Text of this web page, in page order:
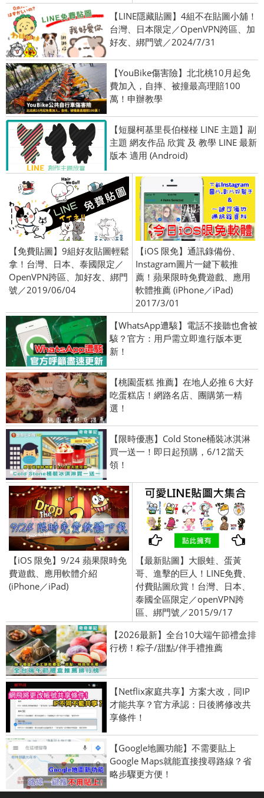
【LINE隱藏貼圖】4組不在貼圖小舖！
台灣、日本限定／OpenVPN跨區、加
好友、綁門號／2024/7/31
【YouBike傷害險】北北桃10月起免
費加入，自摔、被撞最高理賠100
萬！申辦教學
【短腿柯基里長伯椪椪 LINE 主題】副
主題 網友作品 欣賞 及 教學 LINE 最新
版本 適用 (Android)
【免費貼圖】9組好友貼圖輕鬆
拿！台灣、日本、泰國限定／
OpenVPN跨區、加好友、綁門
號／2019/06/04
【iOS 限免】通訊錄備份、
Instagram圖片一鍵下載推
薦！蘋果限時免費遊戲、應用
軟體推薦 (iPhone／iPad)
2017/3/01
【WhatsApp遭駭】電話不接聽也會被
駭？官方：用戶需立即進行版本更
新！
【桃園蛋糕 推薦】在地人必推６大好
吃蛋糕店！網路名店、團購第一精
選！
【限時優惠】Cold Stone桶裝冰淇淋
買一送一！即日起預購，6/12當天
領！
【iOS 限免】9/24 蘋果限時免
費遊戲、應用軟體介紹
(iPhone／iPad)
【最新貼圖】大眼蛙、蛋黃
哥、進擊的巨人！LINE免費、
付費貼圖欣賞！台灣、日本、
泰國全區限定／openVPN跨
區、綁門號／2015/9/17
【2026最新】全台10大端午節禮盒排
行榜！粽子/甜點/伴手禮推薦
【Netflix家庭共享】方案大改，同IP
才能共享？官方承認：日後將修改共
享條件！
【Google地圖功能】不需要貼上
Google Maps就能直接搜尋路線？省
略步驟更方便！